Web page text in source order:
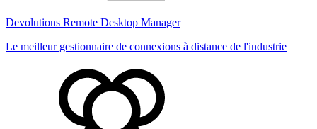
Devolutions Remote Desktop Manager
Le meilleur gestionnaire de connexions à distance de l'industrie